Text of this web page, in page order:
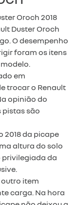
Duster Oroch
O desempenho
foram os itens
em
trocar o Renault
opinião do
são
2018 da picape
altura do solo
privilegiada da
item
carga. Na hora